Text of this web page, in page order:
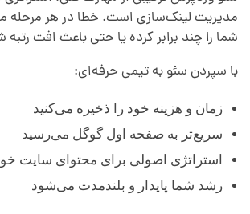
مدیریت لینک‌سازی است. خطا در هر مرحله
شما را چند برابر کرده یا حتی باعث افت
با سپردن سئو به تیمی حرفه‌ای:
زمان و هزینه خود را ذخیره می‌کنید
سریع‌تر به صفحه اول گوگل می‌رسید
استراتژی اصولی برای محتوای سایت
رشد شما پایدار و بلندمدت می‌شود